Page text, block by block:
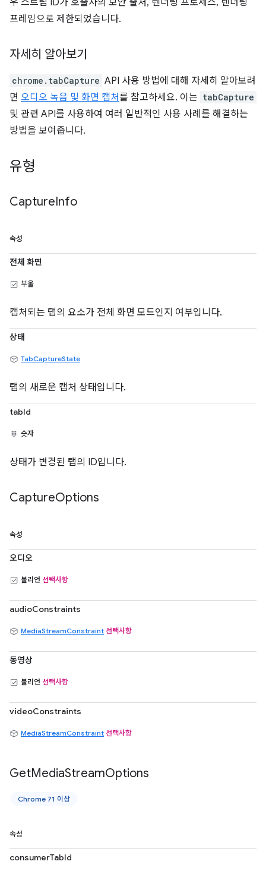
우 스트림 ID가 호출자의 보안 출처, 렌더링 프로세스, 렌더링
프레임으로 제한되었습니다.
자세히 알아보기
chrome.tabCapture API 사용 방법에 대해 자세히 알아보려
면 오디오 녹음 및 화면 캡처를 참고하세요. 이는 tabCapture
및 관련 API를 사용하여 여러 일반적인 사용 사례를 해결하는
방법을 보여줍니다.
유형
CaptureInfo
속성
전체 화면
부울
캡처되는 탭의 요소가 전체 화면 모드인지 여부입니다.
상태
TabCaptureState
탭의 새로운 캡처 상태입니다.
tabId
숫자
상태가 변경된 탭의 ID입니다.
CaptureOptions
속성
오디오
불리언 선택사항
audioConstraints
MediaStreamConstraint 선택사항
동영상
불리언 선택사항
videoConstraints
MediaStreamConstraint 선택사항
GetMediaStreamOptions
Chrome 71 이상
속성
consumerTabId